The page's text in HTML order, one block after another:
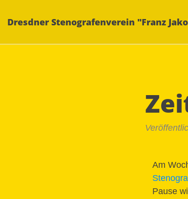
Dresdner Stenografenverein "Franz
Am
Pause